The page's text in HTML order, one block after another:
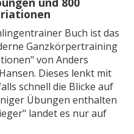
Buch ist das
Ganzkörpertraining
" von Anders
Dieses lenkt mit
schnell die Blicke auf
Übungen enthalten
landet es nur auf